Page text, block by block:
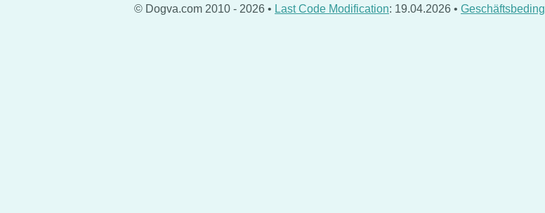
© Dogva.com 2010 - 2026 • Last Code Modification: 19.04.2026 •